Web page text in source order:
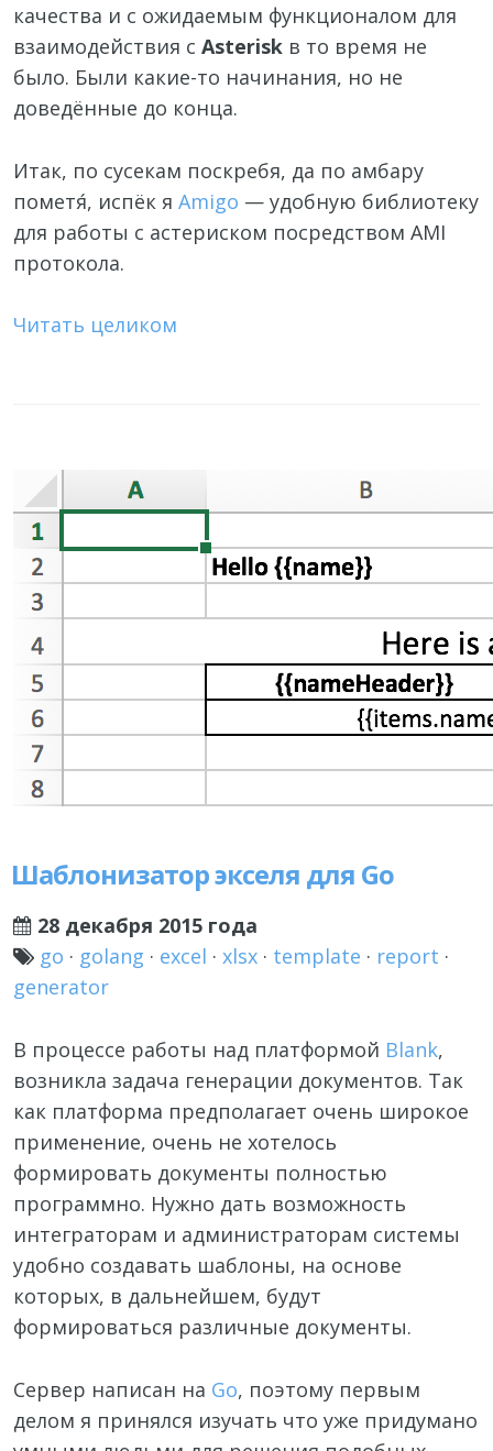
качества и с ожидаемым функционалом для
взаимодействия с Asterisk в то время не
было. Были какие-то начинания, но не
доведённые до конца.
Итак, по сусекам поскребя, да по амбару
пометя́, испёк я Amigo — удобную библиотеку
для работы с астериском посредством AMI
протокола.
Читать целиком
Шаблонизатор экселя для Go
28 декабря 2015 года
go · golang · excel · xlsx · template · report ·
generator
В процессе работы над платформой Blank,
возникла задача генерации документов. Так
как платформа предполагает очень широкое
применение, очень не хотелось
формировать документы полностью
программно. Нужно дать возможность
интеграторам и администраторам системы
удобно создавать шаблоны, на основе
которых, в дальнейшем, будут
формироваться различные документы.
Сервер написан на Go, поэтому первым
делом я принялся изучать что уже придумано